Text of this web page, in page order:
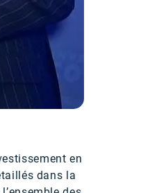
en
dans la